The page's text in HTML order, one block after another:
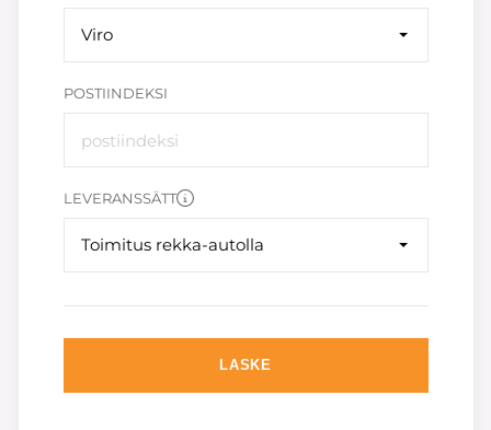
Viro
POSTIINDEKSI
LEVERANSSÄTT
Toimitus rekka-autolla
LASKE